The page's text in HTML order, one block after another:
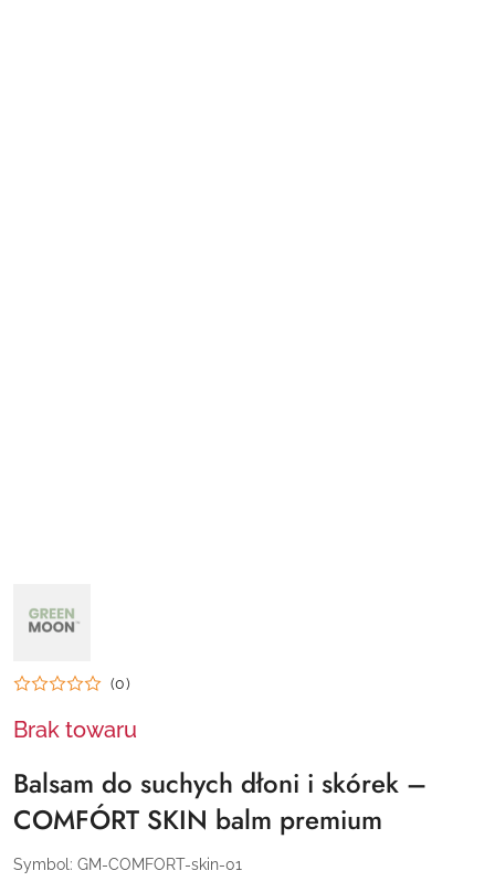
PRODUCENTA:
GREEN
MOON
(0)
Brak towaru
Balsam do suchych dłoni i skórek –
COMFÓRT SKIN balm premium
Symbol: GM-COMFORT-skin-01